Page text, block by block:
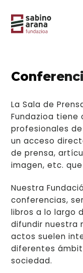
La Sala de
Fundazioa
profesionales
un acceso
de prensa,
imagen, etc.
Nuestra
conferencias,
libros a lo largo
difundir nuestra
actos suelen
diferentes
sociedad.